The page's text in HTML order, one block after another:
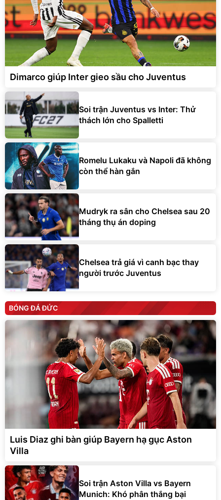
Dimarco giúp Inter gieo sầu cho Juventus
Soi trận Juventus vs Inter: Thử
thách lớn cho Spalletti
Romelu Lukaku và Napoli đã không
còn thể hàn gắn
Mudryk ra sân cho Chelsea sau 20
tháng thụ án doping
Chelsea trả giá vì canh bạc thay
người trước Juventus
BÓNG ĐÁ ĐỨC
Luis Diaz ghi bàn giúp Bayern hạ gục Aston
Villa
Soi trận Aston Villa vs Bayern
Munich: Khó phân thắng bại